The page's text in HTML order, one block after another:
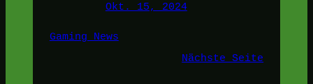
Okt. 15, 2024
Gaming News
Nächste Seite